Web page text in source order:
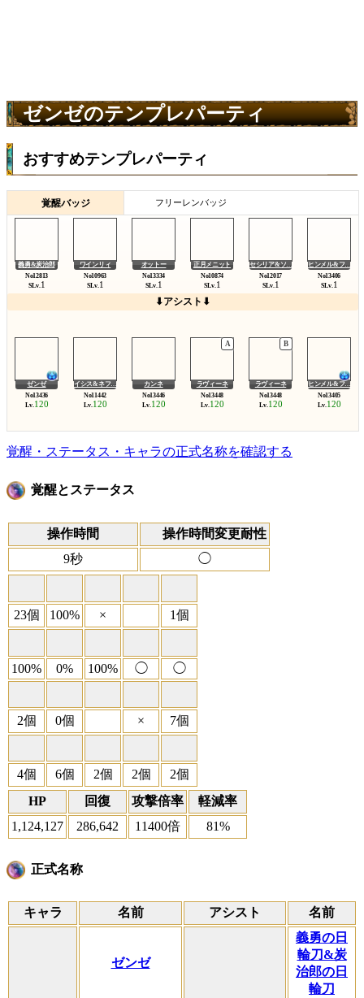
ゼンゼのテンプレパーティ
おすすめテンプレパーティ
覚醒バッジ フリーレンバッジ
義勇&炭治郎 ワインリィ オットー 正月メニット セシリア&ソ… ヒンメル&フ…
SLv. 1 SLv. 1 SLv. 1 SLv. 1 SLv. 1 SLv. 1
⬇アシスト⬇
ゼンゼ イシス&ネフ… カンネ ラヴィーネ ラヴィーネ ヒンメル&フ…
Lv.120 Lv.120 Lv.120 Lv.120 Lv.120 Lv.120
覚醒・ステータス・キャラの正式名称を確認する
覚醒とステータス
操作時間
操作時間変更耐性
9秒
◯
23個 100% × 1個
100% 0% 100% ◯ ◯
2個 0個 × 7個
4個 6個 2個 2個
2個
HP
回復 攻撃倍率
軽減率
1,124,127
286,642 11400倍 81%
正式名称
キャラ 名前 アシスト 名前
ゼンゼ
義勇の日
輪刀&炭
治郎の日
輪刀